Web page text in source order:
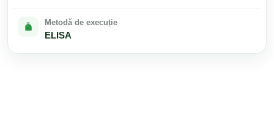
Metodă de execuție
ELISA